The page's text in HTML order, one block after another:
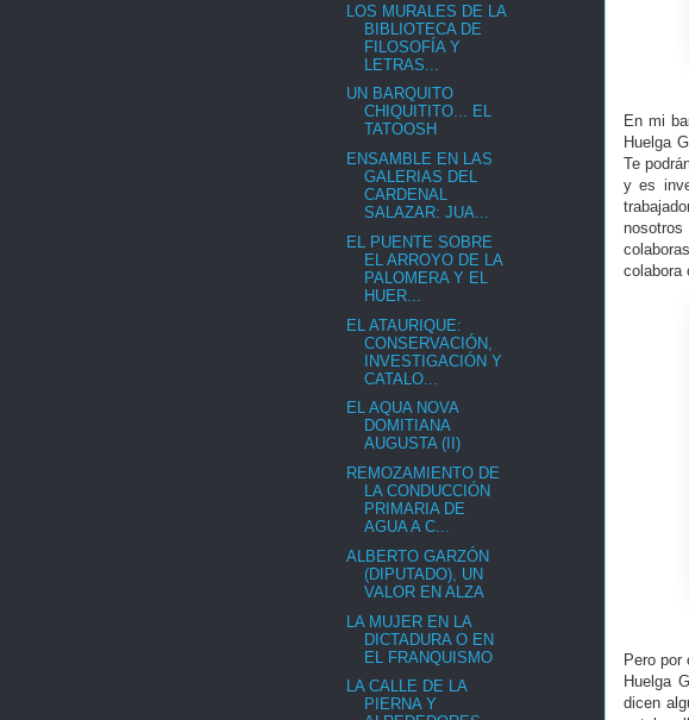
En mi
Huelga
Te
y es
colabora
Pero
Huelga
dicen
LOS MURALES DE LA
BIBLIOTECA DE
FILOSOFÍA Y
LETRAS...
UN BARQUITO
CHIQUITITO... EL
TATOOSH
ENSAMBLE EN LAS
GALERIAS DEL
CARDENAL
SALAZAR: JUA...
EL PUENTE SOBRE
EL ARROYO DE LA
PALOMERA Y EL
HUER...
EL ATAURIQUE:
CONSERVACIÓN,
INVESTIGACIÓN Y
CATALO...
EL AQUA NOVA
DOMITIANA
AUGUSTA (II)
REMOZAMIENTO DE
LA CONDUCCIÓN
PRIMARIA DE
AGUA A C...
ALBERTO GARZÓN
(DIPUTADO), UN
VALOR EN ALZA
LA MUJER EN LA
DICTADURA O EN
EL FRANQUISMO
LA CALLE DE LA
PIERNA Y